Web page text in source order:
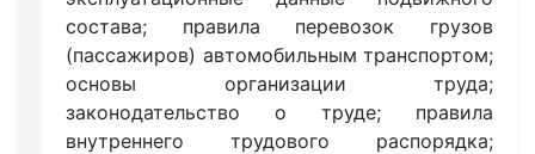
состава; правила перевозок грузов
(пассажиров) автомобильным транспортом;
основы организации труда;
законодательство о труде; правила
внутреннего трудового распорядка;